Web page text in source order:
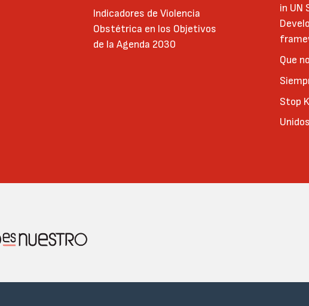
Indicadores de Violencia
Obstétrica en los Objetivos
de la Agenda 2030
in UN
Que
Stop